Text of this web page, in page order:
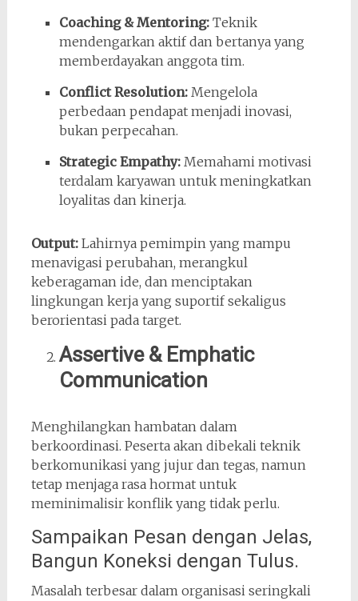
Coaching & Mentoring:Teknik
mendengarkan aktif dan bertanya yang
memberdayakan anggota tim.
Conflict Resolution:Mengelola
perbedaan pendapat menjadi inovasi,
bukan perpecahan.
Strategic Empathy:Memahami motivasi
terdalam karyawan untuk meningkatkan
loyalitas dan kinerja.
Output:Lahirnya pemimpin yang mampu
menavigasi perubahan, merangkul
keberagaman ide, dan menciptakan
lingkungan kerja yang suportif sekaligus
berorientasi pada target.
Assertive & Emphatic
Communication
Menghilangkan hambatan dalam
berkoordinasi. Peserta akan dibekali teknik
berkomunikasi yang jujur dan tegas, namun
tetap menjaga rasa hormat untuk
meminimalisir konflik yang tidak perlu.
Sampaikan Pesan dengan Jelas,
Bangun Koneksi dengan Tulus.
Masalah terbesar dalam organisasi seringkali